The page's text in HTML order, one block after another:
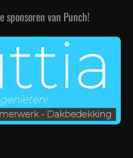
sponsoren van Punch!